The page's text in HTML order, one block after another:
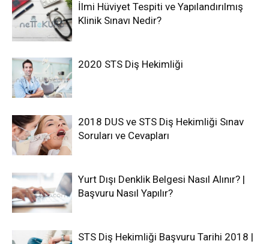
İlmi Hüviyet Tespiti ve Yapılandırılmış
Klinik Sınavı Nedir?
2020 STS Diş Hekimliği
2018 DUS ve STS Diş Hekimliği Sınav
Soruları ve Cevapları
Yurt Dışı Denklik Belgesi Nasıl Alınır? |
Başvuru Nasıl Yapılır?
STS Diş Hekimliği Başvuru Tarihi 2018 |